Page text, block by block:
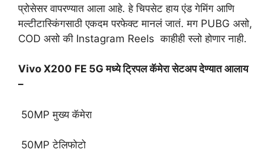
प्रोसेसर वापरण्यात आला आहे. हे चिपसेट हाय एंड गेमिंग आणि
मल्टीटास्किंगसाठी एकदम परफेक्ट मानलं जातं. मग PUBG असो,
COD असो की Instagram Reels काहीही स्लो होणार नाही.
Vivo X200 FE 5G मध्ये ट्रिपल कॅमेरा सेटअप देण्यात आलाय
–
50MP मुख्य कॅमेरा
50MP टेलिफोटो